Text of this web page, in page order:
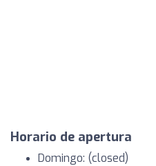
Horario de apertura
Domingo: (closed)